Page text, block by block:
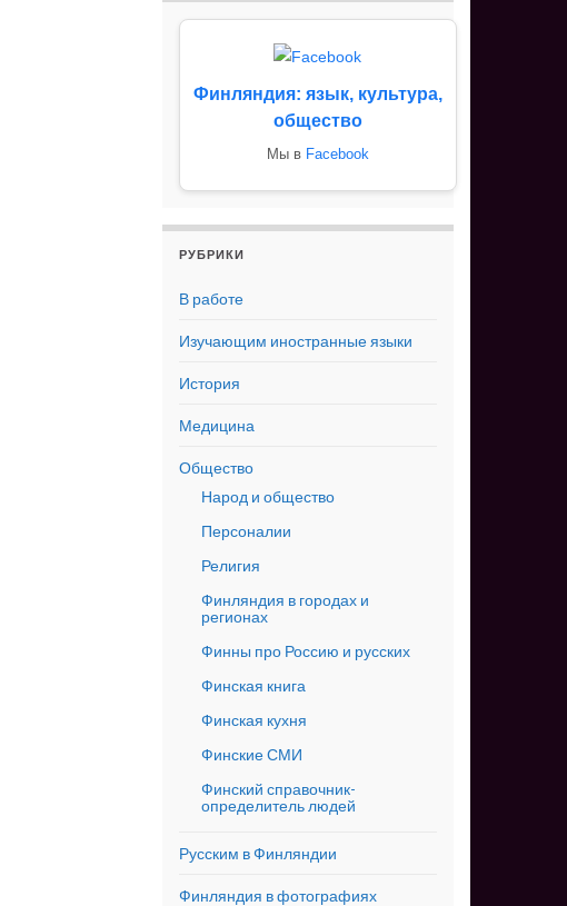
Финляндия: язык, культура,
общество
Мы в Facebook
РУБРИКИ
В работе
Изучающим иностранные языки
История
Медицина
Общество
Народ и общество
Персоналии
Религия
Финляндия в городах и
регионах
Финны про Россию и русских
Финская книга
Финская кухня
Финские СМИ
Финский справочник-
определитель людей
Русским в Финляндии
Финляндия в фотографиях